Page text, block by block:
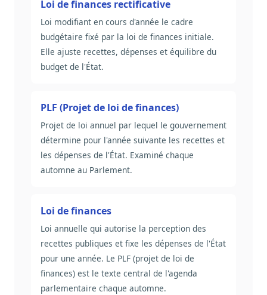
Loi de finances rectificative
Loi modifiant en cours d'année le cadre
budgétaire fixé par la loi de finances initiale.
Elle ajuste recettes, dépenses et équilibre du
budget de l'État.
PLF (Projet de loi de finances)
Projet de loi annuel par lequel le gouvernement
détermine pour l'année suivante les recettes et
les dépenses de l'État. Examiné chaque
automne au Parlement.
Loi de finances
Loi annuelle qui autorise la perception des
recettes publiques et fixe les dépenses de l'État
pour une année. Le PLF (projet de loi de
finances) est le texte central de l'agenda
parlementaire chaque automne.